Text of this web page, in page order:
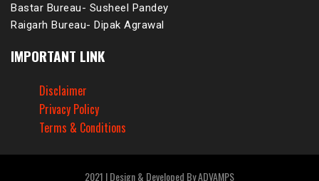
Bastar Bureau- Susheel Pandey
Raigarh Bureau- Dipak Agrawal
IMPORTANT LINK
Disclaimer
Privacy Policy
Terms & Conditions
2021 | Design & Developed By ADVAMPS